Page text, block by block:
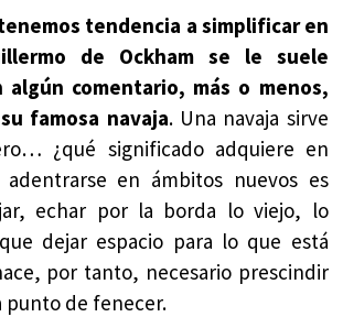
tendencia a simplificar en
de Ockham se le suele
algún comentario, más o menos,
famosa navaja. Una navaja sirve
¿qué significado adquiere en
adentrarse en ámbitos nuevos es
echar por la borda lo viejo, lo
dejar espacio para lo que está
por tanto, necesario prescindir
punto de fenecer.